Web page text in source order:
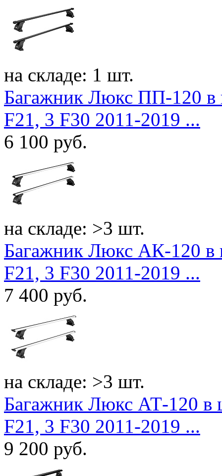
на складе: 1 шт.
Багажник Люкс ПП-120 в
F21, 3 F30 2011-2019 ...
6 100 руб.
на складе: >3 шт.
Багажник Люкс АК-120 в
F21, 3 F30 2011-2019 ...
7 400 руб.
на складе: >3 шт.
Багажник Люкс АТ-120 в
F21, 3 F30 2011-2019 ...
9 200 руб.